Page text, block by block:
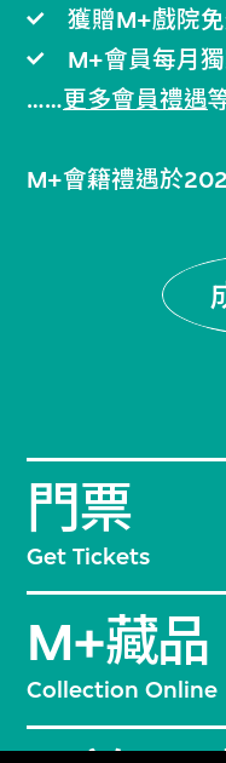
獲贈M+戲院
M+會員每月
……更多會員禮遇
M+會籍禮遇於
門票
Get Tickets
M+藏品
Collection Online